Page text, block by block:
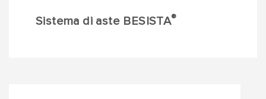
Sistema di aste BESISTA®